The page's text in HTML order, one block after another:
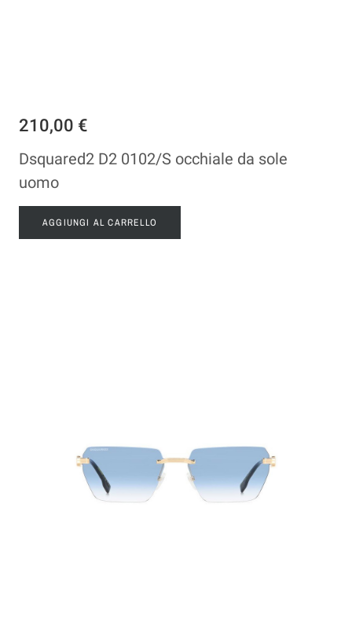
210,00 €
Dsquared2 D2 0102/S occhiale da sole
uomo
AGGIUNGI AL CARRELLO